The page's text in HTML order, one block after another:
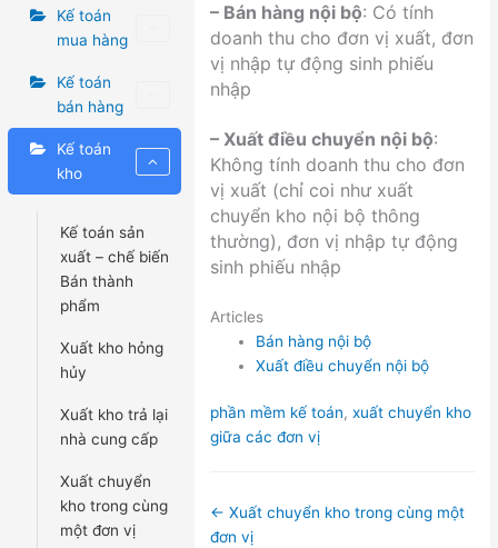
Kế toán
mua hàng
Kế toán
bán hàng
Kế toán
kho
Kế toán sản
xuất – chế biến
Bán thành
phẩm
Xuất kho hỏng
hủy
Xuất kho trả lại
nhà cung cấp
Xuất chuyển
kho trong cùng
một đơn vị
– Bán hàng nội bộ: Có tính
doanh thu cho đơn vị xuất, đơn
vị nhập tự động sinh phiếu
nhập
– Xuất điều chuyển nội bộ:
Không tính doanh thu cho đơn
vị xuất (chỉ coi như xuất
chuyển kho nội bộ thông
thường), đơn vị nhập tự động
sinh phiếu nhập
Articles
Bán hàng nội bộ
Xuất điều chuyển nội bộ
Tags
phần mềm kế toán, xuất chuyển kho
giữa các đơn vị
Doc
navigation
← Xuất chuyển kho trong cùng một
đơn vị